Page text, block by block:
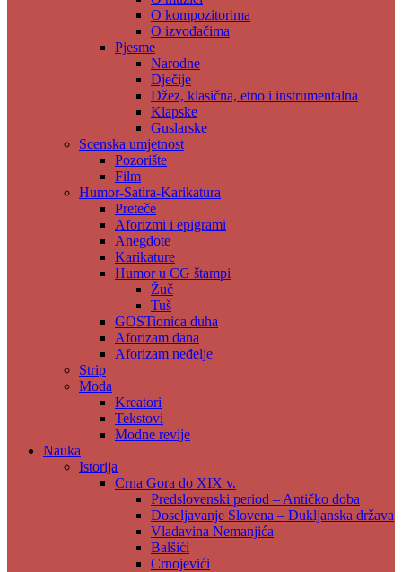
O kompozitorima
O izvođačima
Pjesme
Narodne
Dječije
Džez, klasična, etno i instrumentalna
Klapske
Guslarske
Scenska umjetnost
Pozorište
Film
Humor-Satira-Karikatura
Preteče
Aforizmi i epigrami
Anegdote
Karikature
Humor u CG štampi
Žuč
Tuš
GOSTionica duha
Aforizam dana
Aforizam neđelje
Strip
Moda
Kreatori
Tekstovi
Modne revije
Nauka
Istorija
Crna Gora do XIX v.
Predslovenski period – Antičko doba
Doseljavanje Slovena – Dukljanska država
Vladavina Nemanjića
Balšići
Crnojevići